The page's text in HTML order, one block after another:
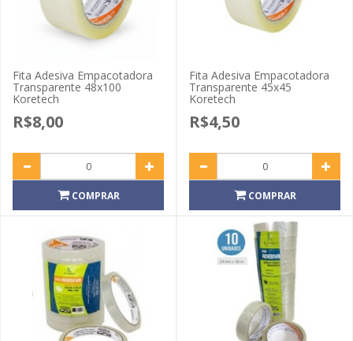
Fita Adesiva Empacotadora
Transparente 48x100
Koretech
R$8,00
COMPRAR
Fita Adesiva Empacotadora
Transparente 45x45
Koretech
R$4,50
COMPRAR